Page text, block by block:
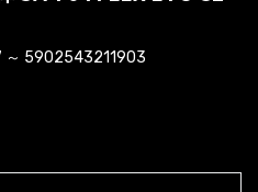
5902543211903